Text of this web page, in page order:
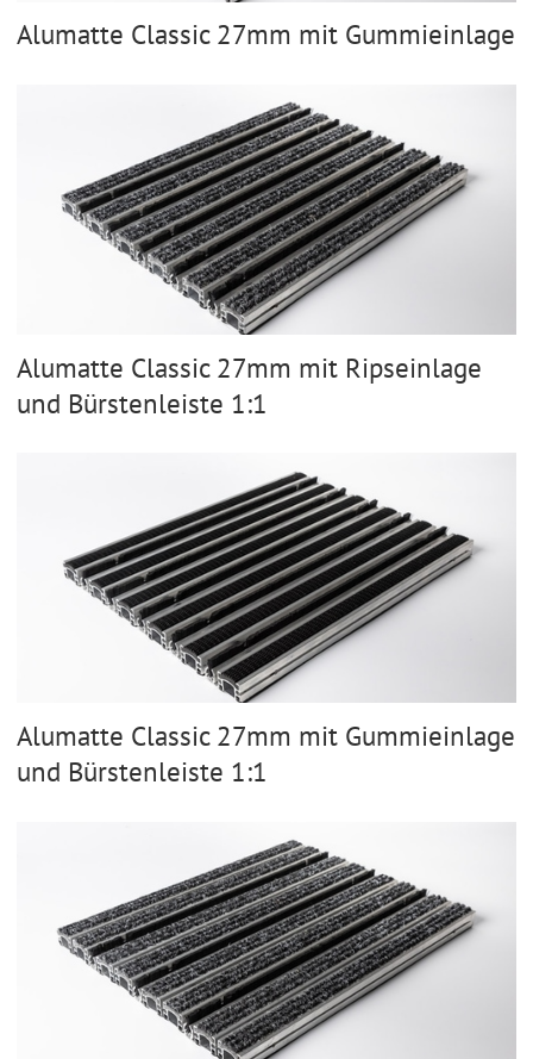
Alumatte Classic 27mm mit Gummieinlage
Alumatte Classic 27mm mit Ripseinlage
und Bürstenleiste 1:1
Alumatte Classic 27mm mit Gummieinlage
und Bürstenleiste 1:1